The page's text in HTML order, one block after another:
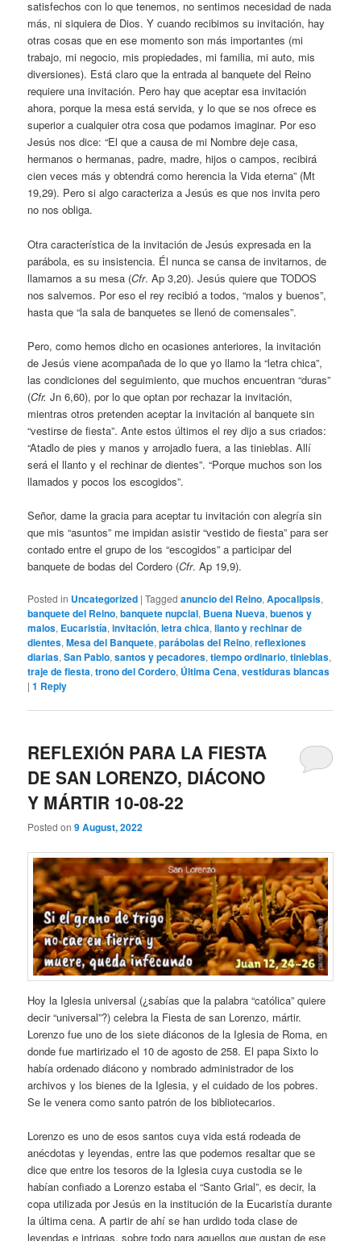
satisfechos con lo que tenemos, no sentimos necesidad de nada
más, ni siquiera de Dios. Y cuando recibimos su invitación, hay
otras cosas que en ese momento son más importantes (mi
trabajo, mi negocio, mis propiedades, mi familia, mi auto, mis
diversiones). Está claro que la entrada al banquete del Reino
requiere una invitación. Pero hay que aceptar esa invitación
ahora, porque la mesa está servida, y lo que se nos ofrece es
superior a cualquier otra cosa que podamos imaginar. Por eso
Jesús nos dice: “El que a causa de mi Nombre deje casa,
hermanos o hermanas, padre, madre, hijos o campos, recibirá
cien veces más y obtendrá como herencia la Vida eterna” (Mt
19,29). Pero si algo caracteriza a Jesús es que nos invita pero
no nos obliga.
Otra característica de la invitación de Jesús expresada en la
parábola, es su insistencia. Él nunca se cansa de invitarnos, de
llamarnos a su mesa (Cfr. Ap 3,20). Jesús quiere que TODOS
nos salvemos. Por eso el rey recibió a todos, “malos y buenos”,
hasta que “la sala de banquetes se llenó de comensales”.
Pero, como hemos dicho en ocasiones anteriores, la invitación
de Jesús viene acompañada de lo que yo llamo la “letra chica”,
las condiciones del seguimiento, que muchos encuentran “duras”
(Cfr. Jn 6,60), por lo que optan por rechazar la invitación,
mientras otros pretenden aceptar la invitación al banquete sin
“vestirse de fiesta”. Ante estos últimos el rey dijo a sus criados:
“Atadlo de pies y manos y arrojadlo fuera, a las tinieblas. Allí
será el llanto y el rechinar de dientes”. “Porque muchos son los
llamados y pocos los escogidos”.
Señor, dame la gracia para aceptar tu invitación con alegría sin
que mis “asuntos” me impidan asistir “vestido de fiesta” para ser
contado entre el grupo de los “escogidos” a participar del
banquete de bodas del Cordero (Cfr. Ap 19,9).
Posted in Uncategorized |Tagged anuncio del Reino,Apocalipsis,
banquete del Reino,banquete nupcial, Buena Nueva,buenos y
malos, Eucaristía,invitación,letra chica,llanto y rechinar de
dientes,Mesa del Banquete,parábolas del Reino,reflexiones
diarias,San Pablo,santos y pecadores,tiempo ordinario,tinieblas,
traje de fiesta,trono del Cordero, Última Cena,vestiduras blancas
|1 Reply
REFLEXIÓN PARA LA FIESTA
DE SAN LORENZO, DIÁCONO
Y MÁRTIR 10-08-22
Posted on9 August, 2022
Hoy la Iglesia universal (¿sabías que la palabra “católica” quiere
decir “universal”?) celebra la Fiesta de san Lorenzo, mártir.
Lorenzo fue uno de los siete diáconos de la Iglesia de Roma, en
donde fue martirizado el 10 de agosto de 258. El papa Sixto lo
había ordenado diácono y nombrado administrador de los
archivos y los bienes de la Iglesia, y el cuidado de los pobres.
Se le venera como santo patrón de los bibliotecarios.
Lorenzo es uno de esos santos cuya vida está rodeada de
anécdotas y leyendas, entre las que podemos resaltar que se
dice que entre los tesoros de la Iglesia cuya custodia se le
habían confiado a Lorenzo estaba el “Santo Grial”, es decir, la
copa utilizada por Jesús en la institución de la Eucaristía durante
la última cena. A partir de ahí se han urdido toda clase de
leyendas e intrigas, sobre todo para aquellos que gustan de ese